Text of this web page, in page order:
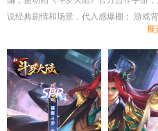
说经典剧情和场景，代入感爆棚； 游戏
界，玩家将跟随主角唐三，从十二岁入
历层层考验，踏上魂师修炼之路。游戏
的战斗系统、超萌Q版画风和丰富的培养
移、集火、残血斩杀等战斗激情，同时
场、猎魂森林等多种玩
展